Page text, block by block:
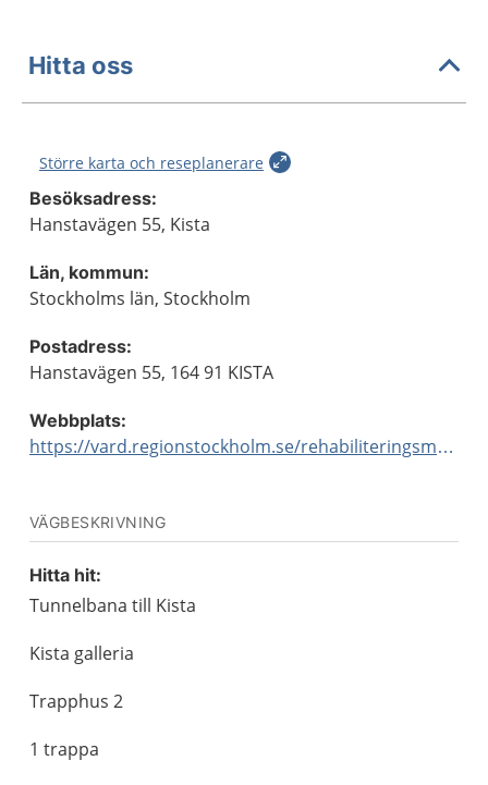
Hitta oss
Större karta och reseplanerare
Besöksadress:
Hanstavägen 55, Kista
Län, kommun:
Stockholms län, Stockholm
Postadress:
Hanstavägen 55, 164 91 KISTA
Webbplats:
https://vard.regionstockholm.se/rehabiliteringsmottagningar/
VÄGBESKRIVNING
Hitta hit:
Tunnelbana till Kista
Kista galleria
Trapphus 2
1 trappa